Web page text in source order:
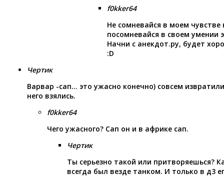
f0kker64
Не сомневайся в моем
посомневайся в своем умении
Начни с анекдот.ру, будет
:D
Чертик
Варвар -сап… это ужасно конечно) совсем
него взялись.
f0kker64
Чего ужасного? Сап он и в африке сап.
Чертик
Ты серьезно такой или притворяешься?
всегда был везде танком. И только в д3